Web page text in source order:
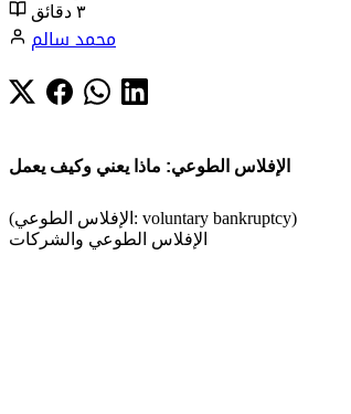
٣ دقائق
محمد سالم
الإفلاس الطوعي: ماذا يعني وكيف يعمل
(الإفلاس الطوعي: voluntary bankruptcy)
الإفلاس الطوعي والشركات